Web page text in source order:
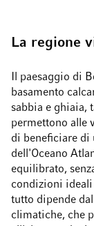
La regione
Il paesaggio di
basamento
sabbia e ghiaia,
permettono alle
di beneficiare di
dell'Oceano
equilibrato,
condizioni
tutto dipende
climatiche, che